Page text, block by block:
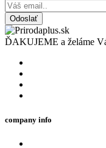
Odoslať
ĎAKUJEME a želáme
company info